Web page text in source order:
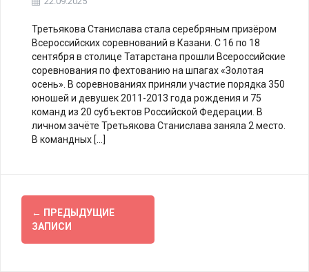
Третьякова Станислава стала серебряным призёром
Всероссийских соревнований в Казани. С 16 по 18
сентября в столице Татарстана прошли Всероссийские
соревнования по фехтованию на шпагах «Золотая
осень». В соревнованиях приняли участие порядка 350
юношей и девушек 2011-2013 года рождения и 75
команд из 20 субъектов Российской Федерации. В
личном зачёте Третьякова Станислава заняла 2 место.
В командных […]
Навигация
по
записям
← ПРЕДЫДУЩИЕ
ЗАПИСИ